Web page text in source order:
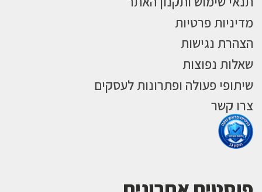
מדיניות פרטיות
הצהרת נגישות
שאלות נפוצות
שיתופי פעולה ופתרונות לעסקים
צרו קשר